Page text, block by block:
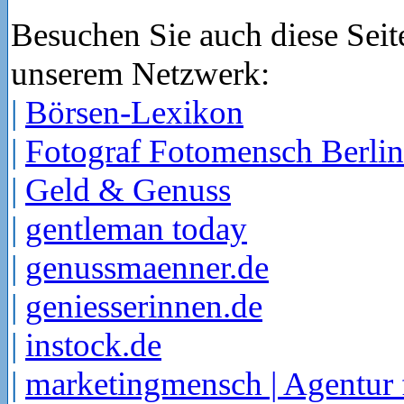
Besuchen Sie auch diese
unserem Netzwerk:
| Börsen-Lexikon
| Fotograf Fotomensch Berlin
| Geld & Genuss
| gentleman today
| genussmaenner.de
| geniesserinnen.de
| instock.de
| marketingmensch | Agentur